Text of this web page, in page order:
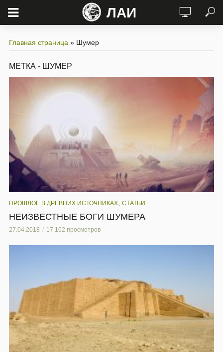
ЛАИ
Главная страница » Шумер
МЕТКА - ШУМЕР
ПРОШЛОЕ В ДРЕВНИХ ИСТОЧНИКАХ СТАТЬИ
НЕИЗВЕСТНЫЕ БОГИ ШУМЕРА
27.04.2018 17 162 просмотров